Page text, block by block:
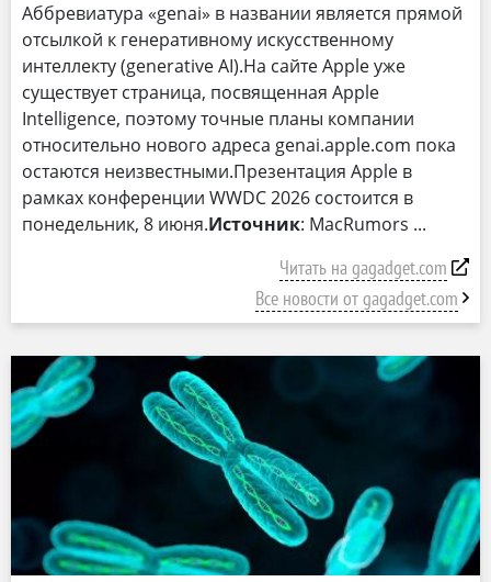
Аббревиатура «genai» в названии является прямой
отсылкой к генеративному искусственному
интеллекту (generative AI).На сайте Apple уже
существует страница, посвященная Apple
Intelligence, поэтому точные планы компании
относительно нового адреса genai.apple.com пока
остаются неизвестными.Презентация Apple в
рамках конференции WWDC 2026 состоится в
понедельник, 8 июня.Источник: MacRumors
Читать на gagadget.com
Все новости от gagadget.com